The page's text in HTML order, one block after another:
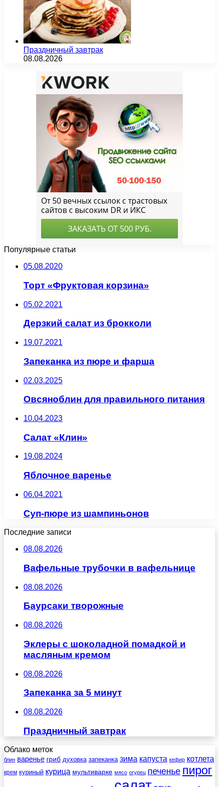
Праздничный завтрак
08.08.2026
Популярные статьи
05.08.2020
Торт «Фруктовая корзина»
05.02.2021
Дерзкий салат из брокколи
19.07.2021
Запеканка из пюре и фарша
02.03.2025
Овсяноблин для правильного питания
10.04.2023
Салат «Клин»
19.08.2024
Яблочное варенье
06.04.2021
Суп-пюре из шампиньонов
Последние записи
08.08.2026
Вафельные трубочки в вафельнице
08.08.2026
Баурсаки творожные
08.08.2026
Эклеры с шоколадной помадкой и
масляным кремом
08.08.2026
Запеканка за 5 минут
08.08.2026
Праздничный завтрак
Облако меток
блин варенье гриб духовка запеканка зима капуста кефир котлета
крем куриный курица мультиварке мясо огурец печенье пирог